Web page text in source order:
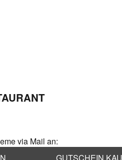
via Mail an: